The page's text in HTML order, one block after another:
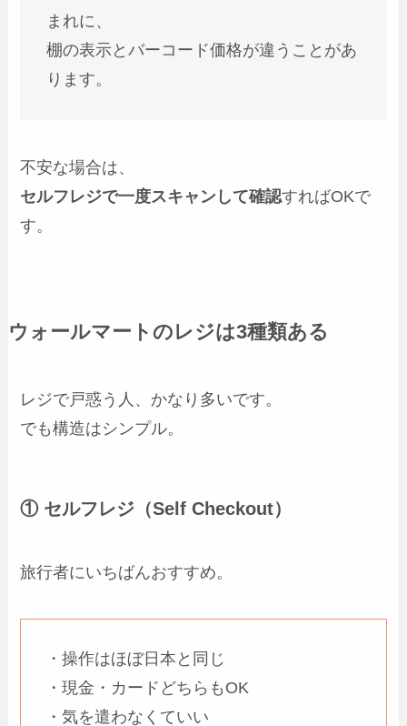
まれに、
棚の表示とバーコード価格が違うことがあ
ります。
不安な場合は、
セルフレジで一度スキャンして確認すればOKで
す。
ウォールマートのレジは3種類ある
レジで戸惑う人、かなり多いです。
でも構造はシンプル。
① セルフレジ（Self Checkout）
旅行者にいちばんおすすめ。
・操作はほぼ日本と同じ
・現金・カードどちらもOK
・気を遣わなくていい